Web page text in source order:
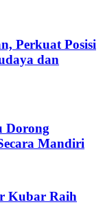
Perkuat Posisi
dan
Dorong
Mandiri
Kubar Raih